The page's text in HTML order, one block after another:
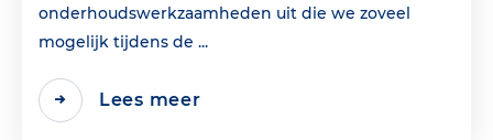
onderhoudswerkzaamheden uit die we zoveel
mogelijk tijdens de ...
Lees meer